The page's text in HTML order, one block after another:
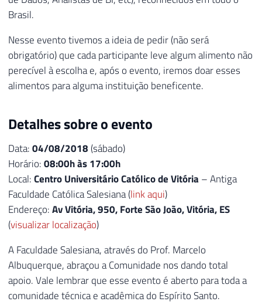
Brasil.
Nesse evento tivemos a ideia de pedir (não será
obrigatório) que cada participante leve algum alimento não
perecível à escolha e, após o evento, iremos doar esses
alimentos para alguma instituição beneficente.
Detalhes sobre o evento
Data:04/08/2018 (sábado)
Horário:08:00h às 17:00h
Local:Centro Universitário Católico de Vitória – Antiga
Faculdade Católica Salesiana (link aqui)
Endereço:Av Vitória, 950, Forte São João, Vitória, ES
(visualizar localização)
A Faculdade Salesiana, através do Prof. Marcelo
Albuquerque, abraçou a Comunidade nos dando total
apoio. Vale lembrar que esse evento é aberto para toda a
comunidade técnica e acadêmica do Espírito Santo.